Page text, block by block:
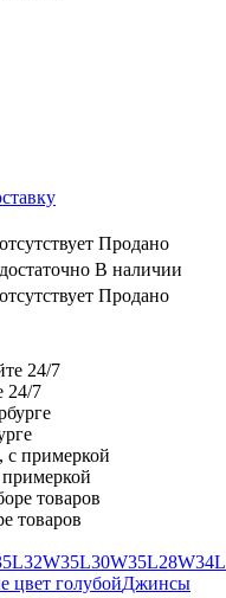
Продано
В наличии
Продано
24/7
товаров
W35L30W35L28
цвет голубойДжинсы